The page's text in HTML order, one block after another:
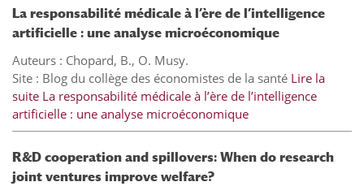
La responsabilité médicale à l’ère de l’intelligence
artificielle : une analyse microéconomique
Auteurs : Chopard, B., O. Musy.
Site : Blog du collège des économistes de la santé Lire la
suite La responsabilité médicale à l’ère de l’intelligence
artificielle : une analyse microéconomique
R&D cooperation and spillovers: When do research
joint ventures improve welfare?